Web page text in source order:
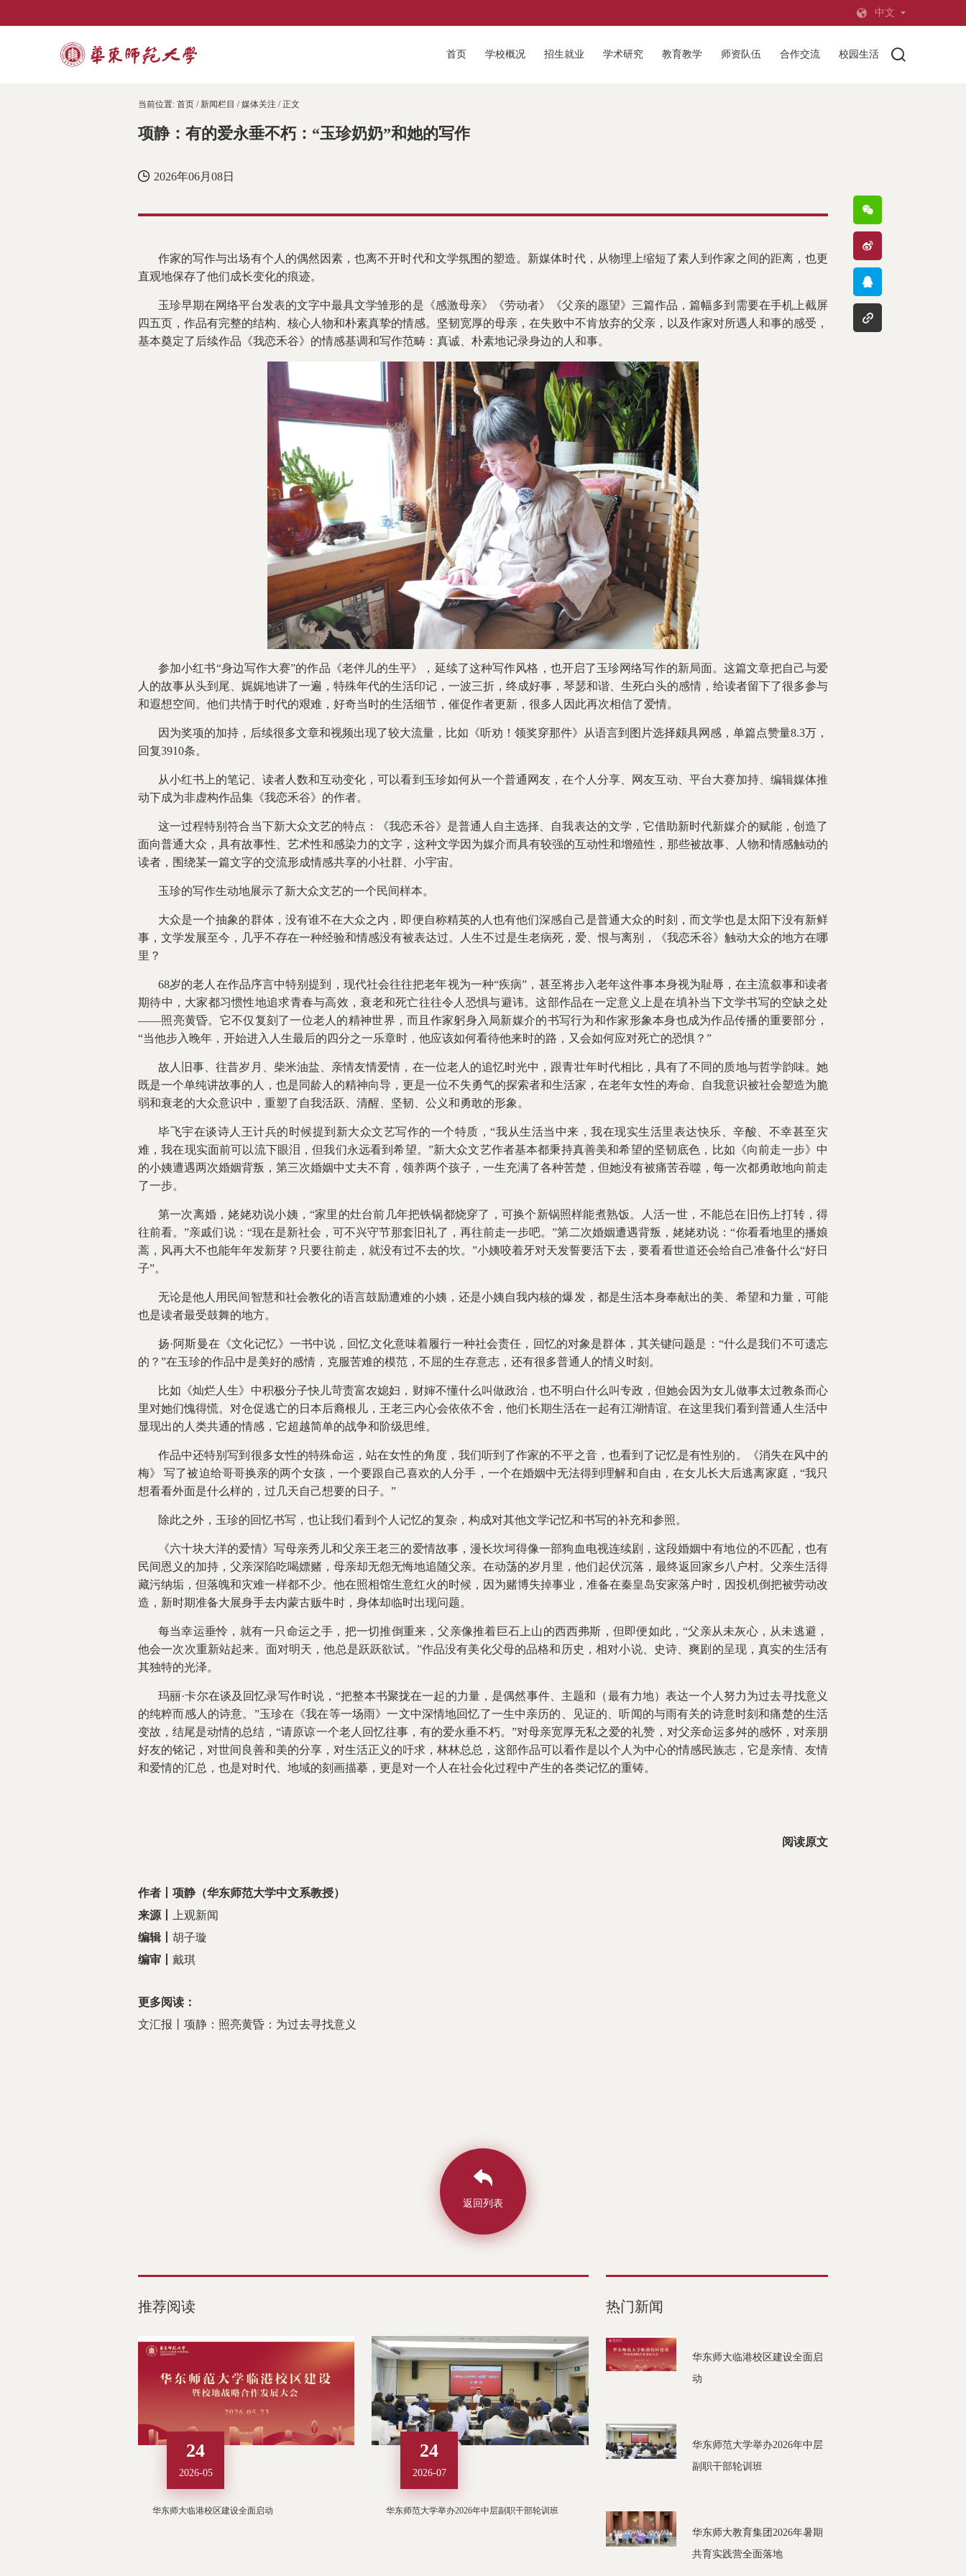
中文
首页 学校概况 招生就业 学术研究 教育教学 师资队伍 合作交流 校园生活
当前位置: 首页 / 新闻栏目 /媒体关注 / 正文
项静：有的爱永垂不朽：“玉珍奶奶”和她的写作
2026年06月08日
作家的写作与出场有个人的偶然因素，也离不开时代和文学氛围的塑造。新媒体时代，从物理上缩短了素人到作家之间的距离，也更
直观地保存了他们成长变化的痕迹。
玉珍早期在网络平台发表的文字中最具文学雏形的是《感激母亲》《劳动者》《父亲的愿望》三篇作品，篇幅多到需要在手机上截屏
四五页，作品有完整的结构、核心人物和朴素真挚的情感。坚韧宽厚的母亲，在失败中不肯放弃的父亲，以及作家对所遇人和事的感受，
基本奠定了后续作品《我恋禾谷》的情感基调和写作范畴：真诚、朴素地记录身边的人和事。
参加小红书“身边写作大赛”的作品《老伴儿的生平》，延续了这种写作风格，也开启了玉珍网络写作的新局面。这篇文章把自己与爱
人的故事从头到尾、娓娓地讲了一遍，特殊年代的生活印记，一波三折，终成好事，琴瑟和谐、生死白头的感情，给读者留下了很多参与
和遐想空间。他们共情于时代的艰难，好奇当时的生活细节，催促作者更新，很多人因此再次相信了爱情。
因为奖项的加持，后续很多文章和视频出现了较大流量，比如《听劝！领奖穿那件》从语言到图片选择颇具网感，单篇点赞量8.3万，
回复3910条。
从小红书上的笔记、读者人数和互动变化，可以看到玉珍如何从一个普通网友，在个人分享、网友互动、平台大赛加持、编辑媒体推
动下成为非虚构作品集《我恋禾谷》的作者。
这一过程特别符合当下新大众文艺的特点：《我恋禾谷》是普通人自主选择、自我表达的文学，它借助新时代新媒介的赋能，创造了
面向普通大众，具有故事性、艺术性和感染力的文字，这种文学因为媒介而具有较强的互动性和增殖性，那些被故事、人物和情感触动的
读者，围绕某一篇文字的交流形成情感共享的小社群、小宇宙。
玉珍的写作生动地展示了新大众文艺的一个民间样本。
大众是一个抽象的群体，没有谁不在大众之内，即便自称精英的人也有他们深感自己是普通大众的时刻，而文学也是太阳下没有新鲜
事，文学发展至今，几乎不存在一种经验和情感没有被表达过。人生不过是生老病死，爱、恨与离别，《我恋禾谷》触动大众的地方在哪
里？
68岁的老人在作品序言中特别提到，现代社会往往把老年视为一种“疾病”，甚至将步入老年这件事本身视为耻辱，在主流叙事和读者
期待中，大家都习惯性地追求青春与高效，衰老和死亡往往令人恐惧与避讳。这部作品在一定意义上是在填补当下文学书写的空缺之处
——照亮黄昏。它不仅复刻了一位老人的精神世界，而且作家躬身入局新媒介的书写行为和作家形象本身也成为作品传播的重要部分，
“当他步入晚年，开始进入人生最后的四分之一乐章时，他应该如何看待他来时的路，又会如何应对死亡的恐惧？”
故人旧事、往昔岁月、柴米油盐、亲情友情爱情，在一位老人的追忆时光中，跟青壮年时代相比，具有了不同的质地与哲学韵味。她
既是一个单纯讲故事的人，也是同龄人的精神向导，更是一位不失勇气的探索者和生活家，在老年女性的寿命、自我意识被社会塑造为脆
弱和衰老的大众意识中，重塑了自我活跃、清醒、坚韧、公义和勇敢的形象。
毕飞宇在谈诗人王计兵的时候提到新大众文艺写作的一个特质，“我从生活当中来，我在现实生活里表达快乐、辛酸、不幸甚至灾
难，我在现实面前可以流下眼泪，但我们永远看到希望。”新大众文艺作者基本都秉持真善美和希望的坚韧底色，比如《向前走一步》中
的小姨遭遇两次婚姻背叛，第三次婚姻中丈夫不育，领养两个孩子，一生充满了各种苦楚，但她没有被痛苦吞噬，每一次都勇敢地向前走
了一步。
第一次离婚，姥姥劝说小姨，“家里的灶台前几年把铁锅都烧穿了，可换个新锅照样能煮熟饭。人活一世，不能总在旧伤上打转，得
往前看。”亲戚们说：“现在是新社会，可不兴守节那套旧礼了，再往前走一步吧。”第二次婚姻遭遇背叛，姥姥劝说：“你看看地里的播娘
蒿，风再大不也能年年发新芽？只要往前走，就没有过不去的坎。”小姨咬着牙对天发誓要活下去，要看看世道还会给自己准备什么“好日
子”。
无论是他人用民间智慧和社会教化的语言鼓励遭难的小姨，还是小姨自我内核的爆发，都是生活本身奉献出的美、希望和力量，可能
也是读者最受鼓舞的地方。
扬·阿斯曼在《文化记忆》一书中说，回忆文化意味着履行一种社会责任，回忆的对象是群体，其关键问题是：“什么是我们不可遗忘
的？”在玉珍的作品中是美好的感情，克服苦难的模范，不屈的生存意志，还有很多普通人的情义时刻。
比如《灿烂人生》中积极分子快儿苛责富农媳妇，财婶不懂什么叫做政治，也不明白什么叫专政，但她会因为女儿做事太过教条而心
里对她们愧得慌。对仓促逃亡的日本后裔根儿，王老三内心会依依不舍，他们长期生活在一起有江湖情谊。在这里我们看到普通人生活中
显现出的人类共通的情感，它超越简单的战争和阶级思维。
作品中还特别写到很多女性的特殊命运，站在女性的角度，我们听到了作家的不平之音，也看到了记忆是有性别的。《消失在风中的
梅》 写了被迫给哥哥换亲的两个女孩，一个要跟自己喜欢的人分手，一个在婚姻中无法得到理解和自由，在女儿长大后逃离家庭，“我只
想看看外面是什么样的，过几天自己想要的日子。”
除此之外，玉珍的回忆书写，也让我们看到个人记忆的复杂，构成对其他文学记忆和书写的补充和参照。
《六十块大洋的爱情》写母亲秀儿和父亲王老三的爱情故事，漫长坎坷得像一部狗血电视连续剧，这段婚姻中有地位的不匹配，也有
民间恩义的加持，父亲深陷吃喝嫖赌，母亲却无怨无悔地追随父亲。在动荡的岁月里，他们起伏沉落，最终返回家乡八户村。父亲生活得
藏污纳垢，但落魄和灾难一样都不少。他在照相馆生意红火的时候，因为赌博失掉事业，准备在秦皇岛安家落户时，因投机倒把被劳动改
造，新时期准备大展身手去内蒙古贩牛时，身体却临时出现问题。
每当幸运垂怜，就有一只命运之手，把一切推倒重来，父亲像推着巨石上山的西西弗斯，但即便如此，“父亲从未灰心，从未逃避，
他会一次次重新站起来。面对明天，他总是跃跃欲试。”作品没有美化父母的品格和历史，相对小说、史诗、爽剧的呈现，真实的生活有
其独特的光泽。
玛丽·卡尔在谈及回忆录写作时说，“把整本书聚拢在一起的力量，是偶然事件、主题和（最有力地）表达一个人努力为过去寻找意义
的纯粹而感人的诗意。”玉珍在《我在等一场雨》一文中深情地回忆了一生中亲历的、见证的、听闻的与雨有关的诗意时刻和痛楚的生活
变故，结尾是动情的总结，“请原谅一个老人回忆往事，有的爱永垂不朽。”对母亲宽厚无私之爱的礼赞，对父亲命运多舛的感怀，对亲朋
好友的铭记，对世间良善和美的分享，对生活正义的吁求，林林总总，这部作品可以看作是以个人为中心的情感民族志，它是亲情、友情
和爱情的汇总，也是对时代、地域的刻画描摹，更是对一个人在社会化过程中产生的各类记忆的重铸。
阅读原文
作者丨 项静（华东师范大学中文系教授）
来源
上观新闻
编辑丨 胡子璇
编审丨 戴琪
更多阅读：
文汇报丨项静：照亮黄昏：为过去寻找意义
返回列表
推荐阅读
24
2026-05
华东师大临港校区建设全面启动
24
2026-07
华东师范大学举办2026年中层副职干部轮训班
热门新闻
华东师大临港校区建设全面启
动
华东师范大学举办2026年中层
副职干部轮训班
华东师大教育集团2026年暑期
共育实践营全面落地